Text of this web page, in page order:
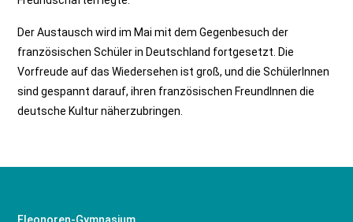
Der Austausch wird im Mai mit dem Gegenbesuch der
französischen Schüler in Deutschland fortgesetzt. Die
Vorfreude auf das Wiedersehen ist groß, und die SchülerInnen
sind gespannt darauf, ihren französischen FreundInnen die
deutsche Kultur näherzubringen.